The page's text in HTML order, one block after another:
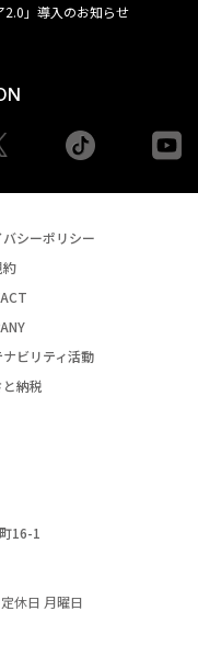
2.0」導入のお知らせ
tiktok
バシーポリシー
約
ビリティ活動
納税
16-1
休日 月曜日